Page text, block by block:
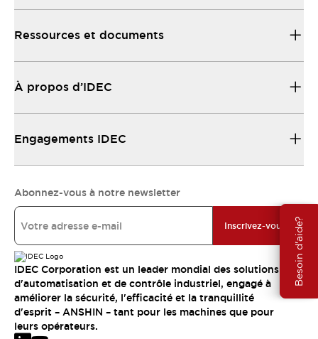
Besoin d'aide?
Ressources et documents
À propos d’IDEC
Engagements IDEC
Abonnez-vous à notre newsletter
Inscrivez-vous
IDEC Corporation est un leader mondial des solutions
d'automatisation et de contrôle industriel, engagé à
améliorer la sécurité, l'efficacité et la tranquillité
d'esprit – ANSHIN – tant pour les machines que pour
leurs opérateurs.